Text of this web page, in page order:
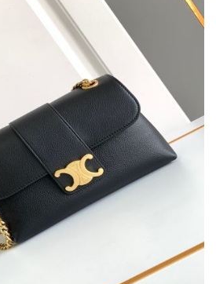
期間中のご注文でお得な割引をご利用いただ
スーパーコピー バッグ最新モデルが登場。